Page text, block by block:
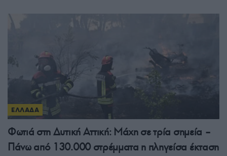
ΕΛΛΑΔΑ
Φωτιά στη Δυτική Αττική: Μάχη σε τρία σημεία –
Πάνω από 130.000 στρέμματα η πληγείσα έκταση